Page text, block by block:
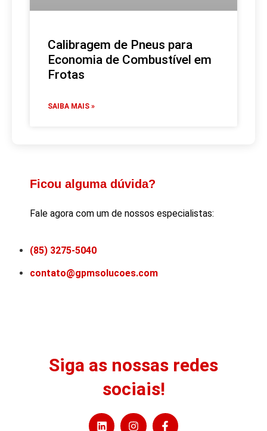
Calibragem de Pneus para
Economia de Combustível em
Frotas
SAIBA MAIS »
Ficou alguma dúvida?
Fale agora com um de nossos especialistas:
(85) 3275-5040
contato@gpmsolucoes.com
Siga as nossas redes
sociais!